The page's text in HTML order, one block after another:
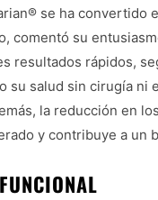
se ha convertido
comentó su
resultados rápidos,
su salud sin cirugía ni
la reducción en
y contribuye a un